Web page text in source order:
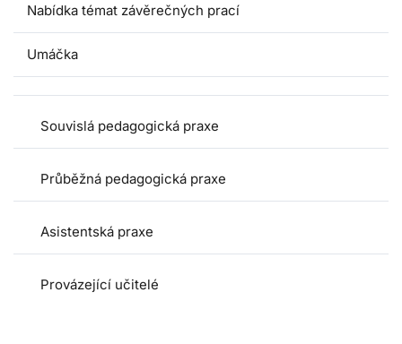
Nabídka témat závěrečných prací
Umáčka
Souvislá pedagogická praxe
Průběžná pedagogická praxe
Asistentská praxe
Provázející učitelé